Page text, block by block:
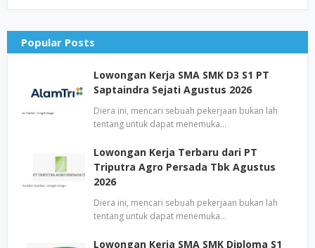
Popular Posts
Lowongan Kerja SMA SMK D3 S1 PT
Saptaindra Sejati Agustus 2026
Diera ini, mencari sebuah pekerjaan bukan lah
tentang untuk dapat menemuka…
Lowongan Kerja Terbaru dari PT
Triputra Agro Persada Tbk Agustus
2026
Diera ini, mencari sebuah pekerjaan bukan lah
tentang untuk dapat menemuka…
Lowongan Kerja SMA SMK Diploma S1